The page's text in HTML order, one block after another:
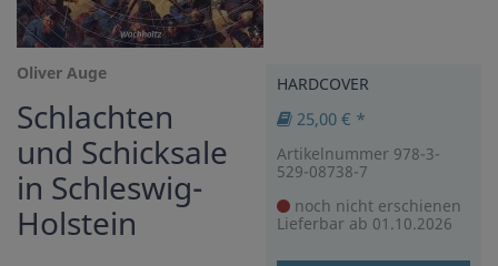
Oliver Auge
Schlachten
und Schicksale
in Schleswig-
Holstein
HARDCOVER
25,00 € *
Artikelnummer 978-3-
529-08738-7
noch nicht erschienen
Lieferbar ab 01.10.2026